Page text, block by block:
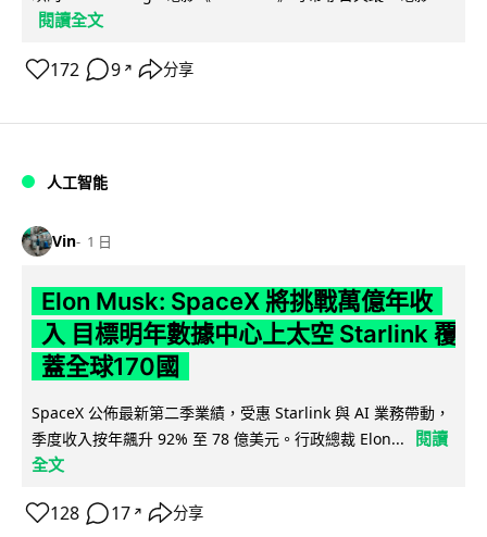
閱讀全文
172 9 ↗ 分享
人工智能
Vin 1 日
Elon Musk: SpaceX 將挑戰萬億年收
入 目標明年數據中心上太空 Starlink 覆
蓋全球170國
SpaceX 公佈最新第二季業績，受惠 Starlink 與 AI 業務帶動，
季度收入按年飆升 92% 至 78 億美元。行政總裁 Elon...
閱讀
全文
128 17 ↗ 分享